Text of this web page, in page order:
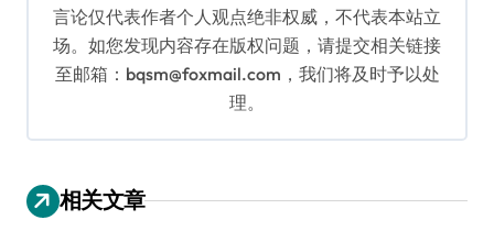
言论仅代表作者个人观点绝非权威，不代表本站立
场。如您发现内容存在版权问题，请提交相关链接
至邮箱：bqsm@foxmail.com，我们将及时予以处
理。
相关文章